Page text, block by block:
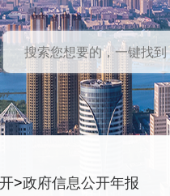
>政府信息公开年报